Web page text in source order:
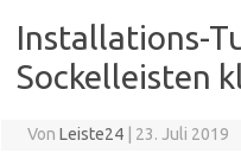
Installations-
Sockelleisten
Von Leiste24 23. Juli 2019